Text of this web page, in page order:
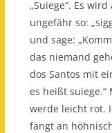
„Suiege“. Es
ungefähr so:
und sage:
das niemand
dos Santos mit
es heißt
werde leicht rot.
fängt an